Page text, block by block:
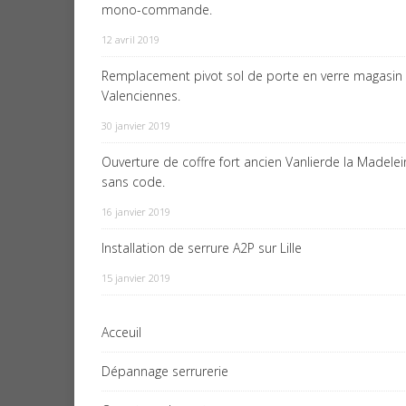
mono-commande.
12 avril 2019
Remplacement pivot sol de porte en verre magasin
Valenciennes.
30 janvier 2019
Ouverture de coffre fort ancien Vanlierde la
sans code.
16 janvier 2019
Installation de serrure A2P sur Lille
15 janvier 2019
Acceuil
Dépannage serrurerie